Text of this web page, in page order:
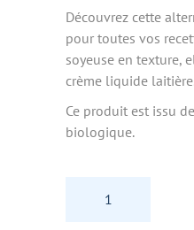
Découvrez cette
pour toutes vos
soyeuse en texture,
crème liquide
Ce produit est issu
biologique.
SOJADE